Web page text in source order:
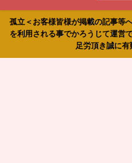
孤立＜お客様皆様が掲載の記事等
を利用される事でかろうじて運営
足労頂き誠に有